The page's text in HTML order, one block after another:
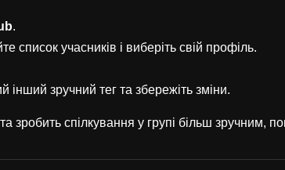
.
список учасників і виберіть свій профіль.
інший зручний тег та збережіть зміни.
зробить спілкування у групі більш зручним,